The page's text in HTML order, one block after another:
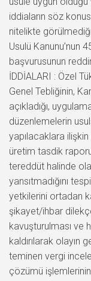
iddiaların söz
nitelikte
Usulü Kanunu’nun
başvurusunun
İDDİALARI : Özel
Genel Tebliğinin,
açıkladığı,
düzenlemelerin
yapılacaklara
üretim tasdik
tereddüt halinde
yansıtmadığını
yetkilerini ortadan
şikayet/ihbar
kavuşturulması ve
kaldırılarak olayın
teminen vergi
çözümü